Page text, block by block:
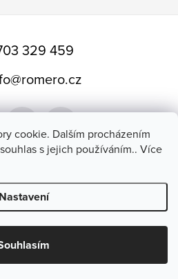
cookie. Dalším procházením
s jejich používáním.. Více
Nastavení
329 459
@romero.cz
práva vyhrazena.